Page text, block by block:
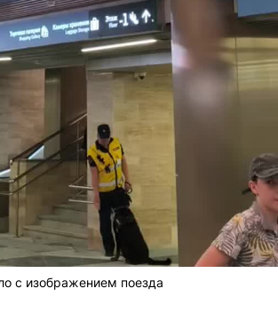
с изображением поезда